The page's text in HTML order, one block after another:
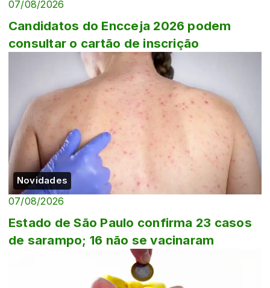
07/08/2026
Candidatos do Encceja 2026 podem
consultar o cartão de inscrição
Novidades
07/08/2026
Estado de São Paulo confirma 23 casos
de sarampo; 16 não se vacinaram